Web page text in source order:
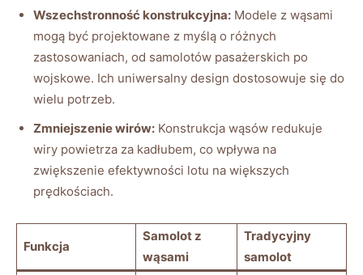
Wszechstronność konstrukcyjna: Modele z wąsami
mogą być projektowane‌ z myślą o różnych
zastosowaniach, od ⁢samolotów pasażerskich po
wojskowe. Ich uniwersalny‌ design dostosowuje się do
wielu potrzeb.
Zmniejszenie wirów: Konstrukcja wąsów redukuje
wiry powietrza za kadłubem, co wpływa na
zwiększenie⁣ efektywności lotu na większych
prędkościach.
Funkcja
Samolot z
wąsami
Tradycyjny
samolot